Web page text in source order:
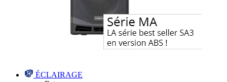
ÉCLAIRAGE